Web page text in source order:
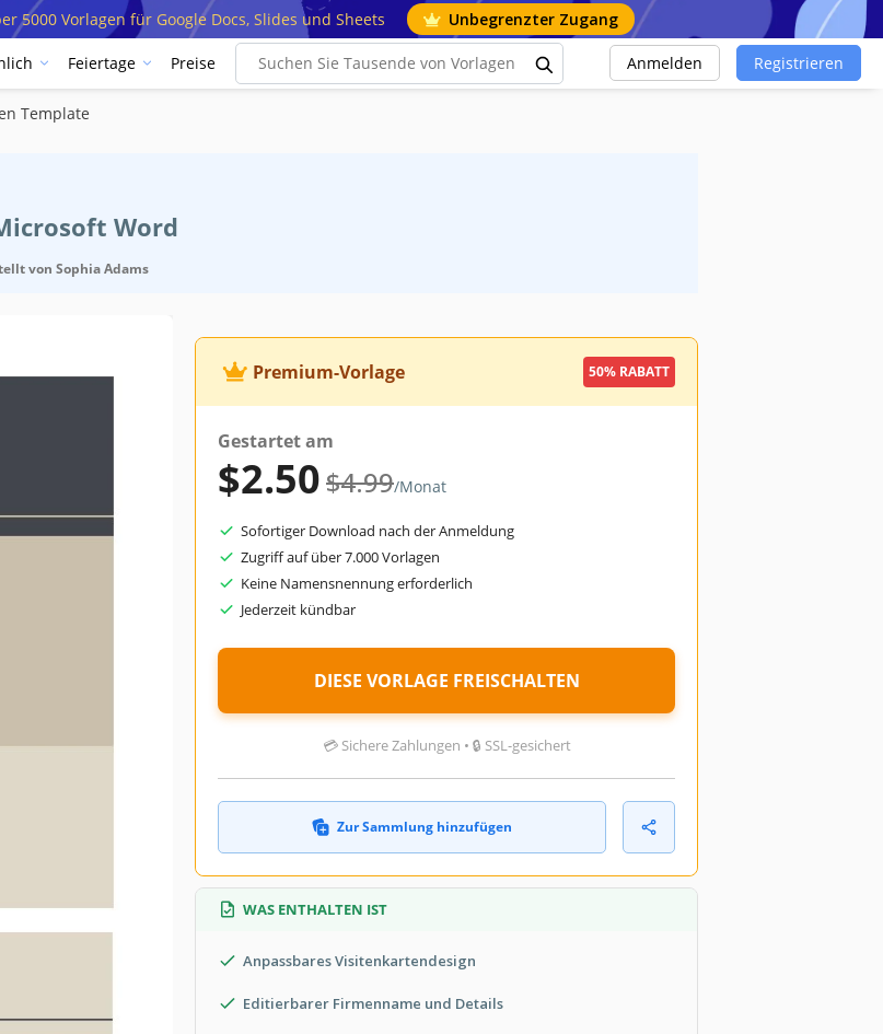
5000 Vorlagen für Google Docs, Slides und Sheets Unbegrenzter Zugang
Feiertage Preise Anmelden Registrieren
Template
Word
von Sophia Adams
Premium-Vorlage 50% RABATT
Gestartet am
$2.50$4.99/Monat
Sofortiger Download nach der Anmeldung
Zugriff auf über 7.000 Vorlagen
Keine Namensnennung erforderlich
Jederzeit kündbar
DIESE VORLAGE FREISCHALTEN
💳 Sichere Zahlungen • 🔒 SSL-gesichert
Zur Sammlung hinzufügen
WAS ENTHALTEN IST
Anpassbares Visitenkartendesign
Editierbarer Firmenname und Details